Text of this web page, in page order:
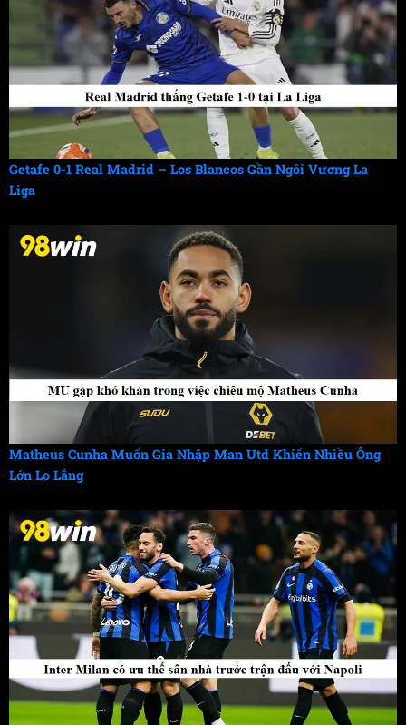
Getafe 0-1 Real Madrid – Los Blancos Gần Ngôi Vương La
Liga
Matheus Cunha Muốn Gia Nhập Man Utd Khiến Nhiều Ông
Lớn Lo Lắng